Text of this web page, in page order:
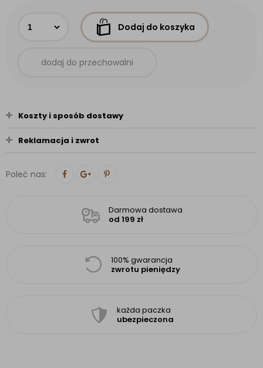
Dodaj do koszyka
dodaj do przechowalni
Koszty i sposób dostawy
Reklamacja i zwrot
Poleć nas:
Darmowa dostawa
od 199 zł
100% gwarancja
zwrotu pieniędzy
każda paczka
ubezpieczona